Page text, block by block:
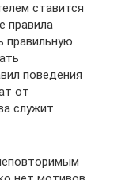
ставится
правила
правильную
поведения
от
служит